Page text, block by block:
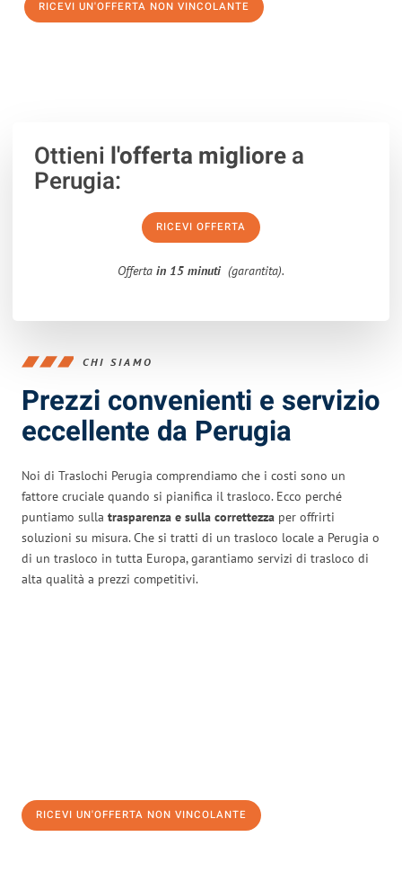
RICEVI UN'OFFERTA NON VINCOLANTE
Ottieni l'offerta migliorea
Perugia:
RICEVI OFFERTA
Offerta in 15 minuti (garantita).
CHI SIAMO
Prezzi convenienti e servizio
eccellente da Perugia
Noi di Traslochi Perugia comprendiamo che i costi sono un
fattore cruciale quando si pianifica il trasloco. Ecco perché
puntiamo sulla trasparenza e sulla correttezza per offrirti
soluzioni su misura. Che si tratti di un trasloco locale a Perugia o
di un trasloco in tutta Europa, garantiamo servizi di trasloco di
alta qualità a prezzi competitivi.
RICEVI UN'OFFERTA NON VINCOLANTE